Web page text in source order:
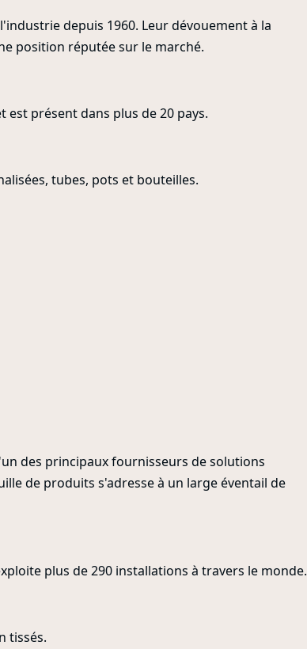
depuis 1960. Leur dévouement à la
position réputée sur le marché.
est présent dans plus de 20 pays.
tubes, pots et bouteilles.
des principaux fournisseurs de solutions
de produits s'adresse à un large éventail de
plus de 290 installations à travers le monde.
tissés.